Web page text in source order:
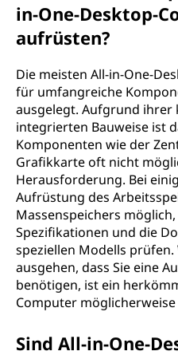
in-One-Desktop-
aufrüsten?
Die meisten All-in-One-
für umfangreiche
ausgelegt. Aufgrund ihrer
integrierten Bauweise ist
Komponenten wie der
Grafikkarte oft nicht
Herausforderung. Bei
Aufrüstung des
Massenspeichers
Spezifikationen und die
speziellen Modells prüfen.
ausgehen, dass Sie eine
benötigen, ist ein
Computer möglicherweise
Sind All-in-One-